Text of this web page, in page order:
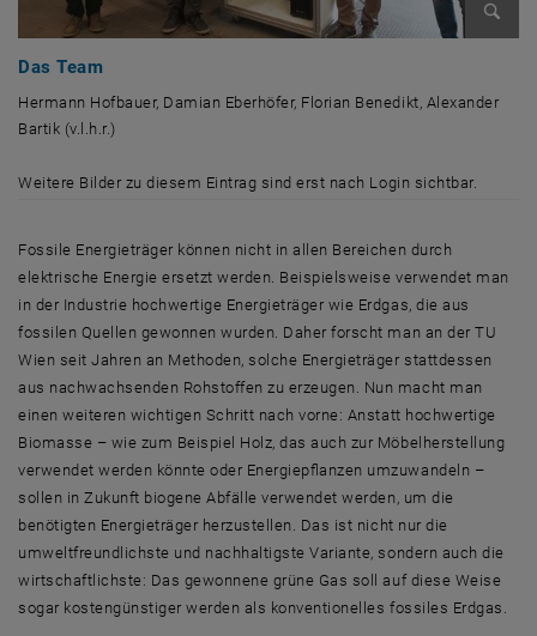
Das Team
Hermann Hofbauer, Damian Eberhöfer, Florian Benedikt, Alexander
Bartik (v.l.h.r.)
Weitere Bilder zu diesem Eintrag sind erst nach Login sichtbar.
Fossile Energieträger können nicht in allen Bereichen durch
elektrische Energie ersetzt werden. Beispielsweise verwendet man
in der Industrie hochwertige Energieträger wie Erdgas, die aus
fossilen Quellen gewonnen wurden. Daher forscht man an der TU
Wien seit Jahren an Methoden, solche Energieträger stattdessen
aus nachwachsenden Rohstoffen zu erzeugen. Nun macht man
einen weiteren wichtigen Schritt nach vorne: Anstatt hochwertige
Biomasse – wie zum Beispiel Holz, das auch zur Möbelherstellung
verwendet werden könnte oder Energiepflanzen umzuwandeln –
sollen in Zukunft biogene Abfälle verwendet werden, um die
benötigten Energieträger herzustellen. Das ist nicht nur die
umweltfreundlichste und nachhaltigste Variante, sondern auch die
wirtschaftlichste: Das gewonnene grüne Gas soll auf diese Weise
sogar kostengünstiger werden als konventionelles fossiles Erdgas.